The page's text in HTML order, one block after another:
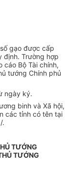
gạo được cấp
định. Trường hợp
cáo Bộ Tài chính,
tướng Chính phủ
ngày ký.
binh và Xã hội,
các tỉnh có tên tại
.
TƯỚNG
TƯỚNG